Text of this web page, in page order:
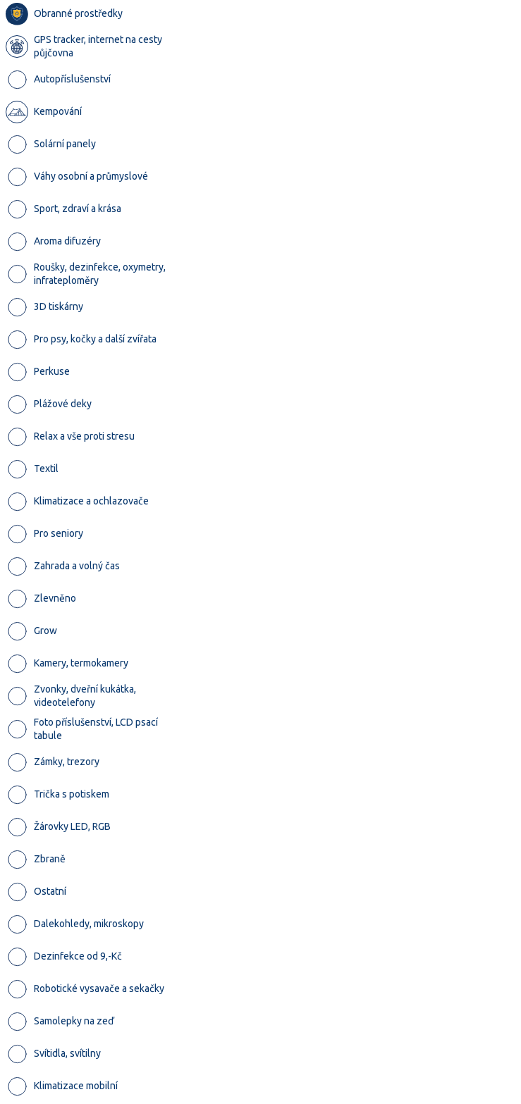
Obranné prostředky
GPS tracker, internet na cesty
půjčovna
Autopříslušenství
Kempování
Solární panely
Váhy osobní a průmyslové
Sport, zdraví a krása
Aroma difuzéry
Roušky, dezinfekce, oxymetry,
infrateploměry
3D tiskárny
Pro psy, kočky a další zvířata
Perkuse
Plážové deky
Relax a vše proti stresu
Textil
Klimatizace a ochlazovače
Pro seniory
Zahrada a volný čas
Zlevněno
Grow
Kamery, termokamery
Zvonky, dveřní kukátka,
videotelefony
Foto příslušenství, LCD psací
tabule
Zámky, trezory
Trička s potiskem
Žárovky LED, RGB
Zbraně
Ostatní
Dalekohledy, mikroskopy
Dezinfekce od 9,-Kč
Robotické vysavače a sekačky
Samolepky na zeď
Svítidla, svítilny
Klimatizace mobilní